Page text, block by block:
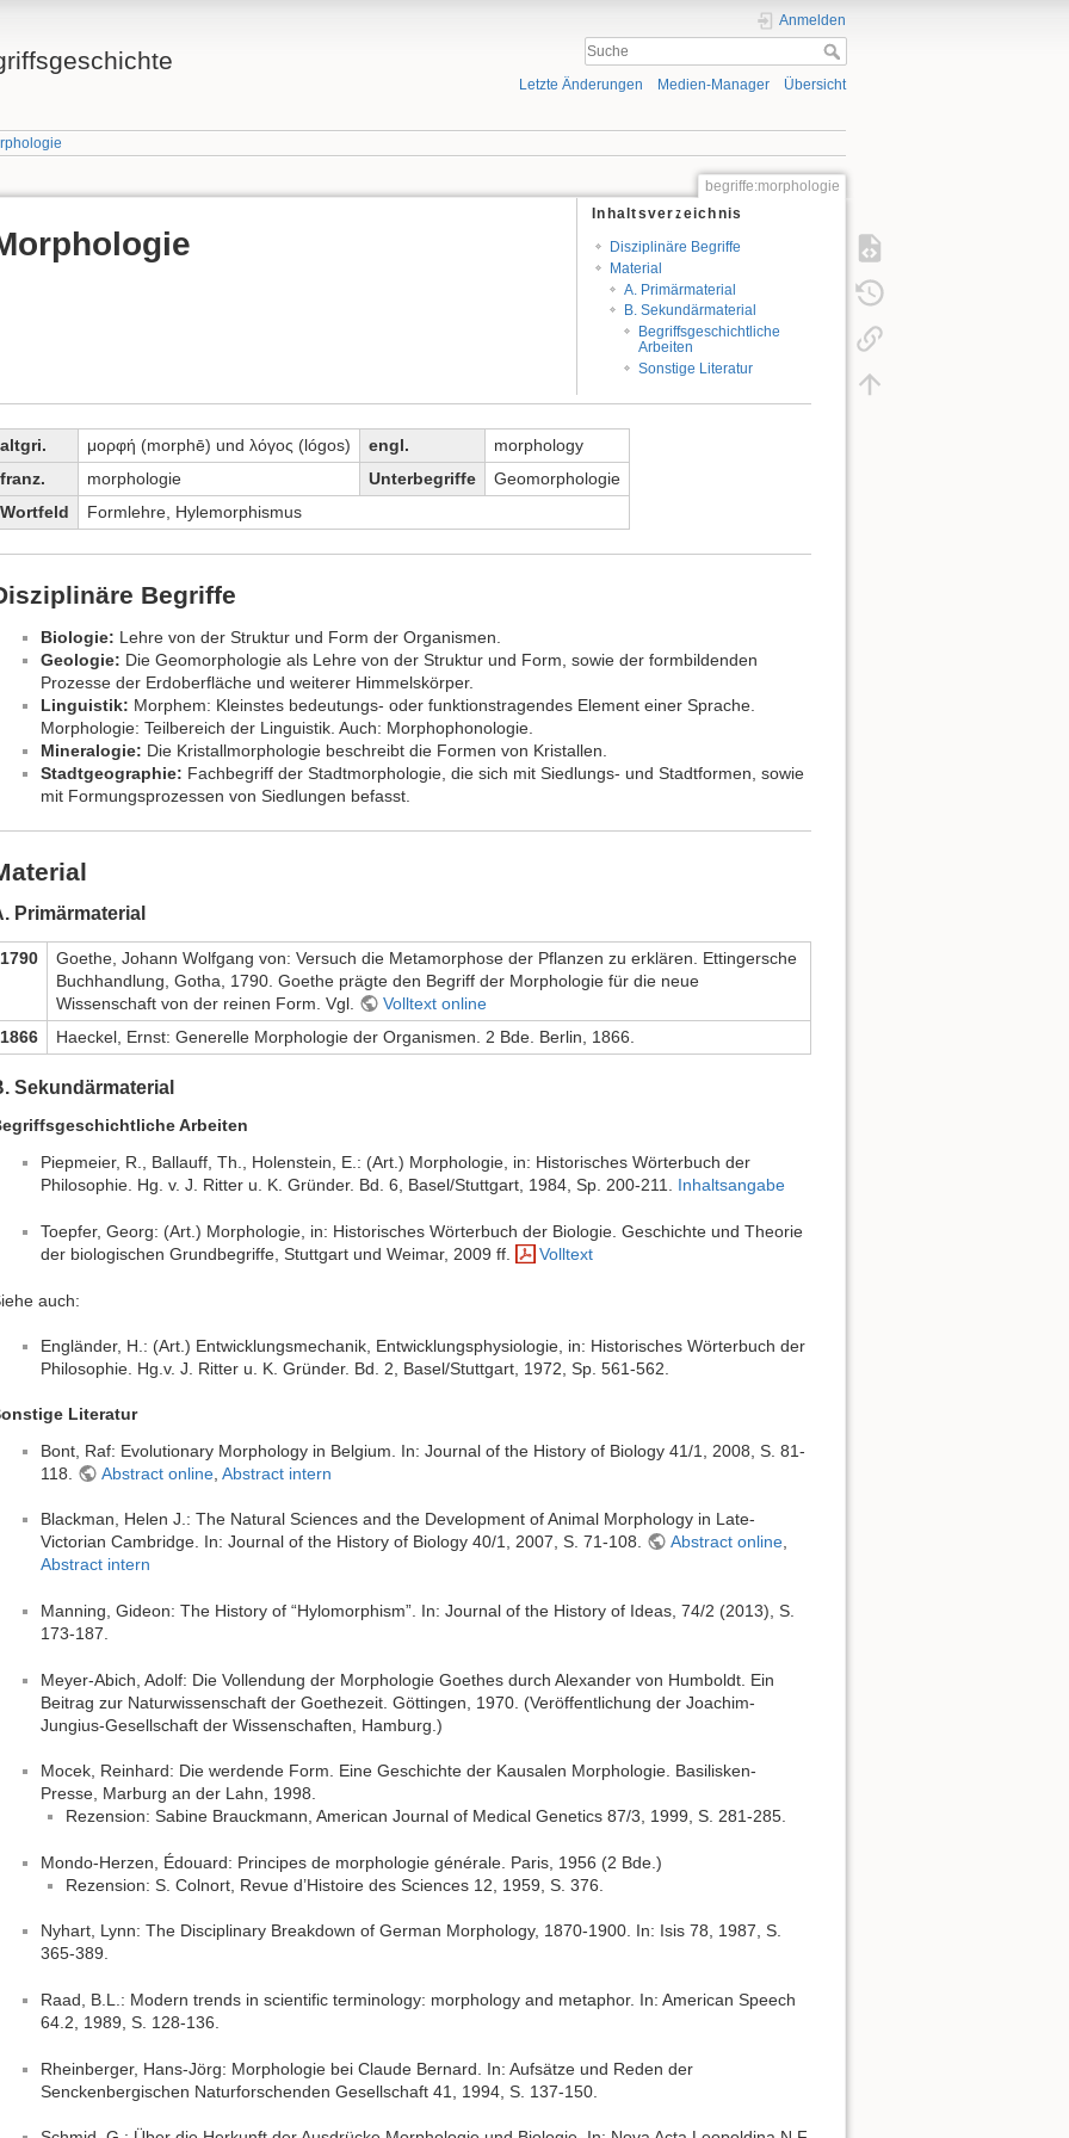
Anmelden
Letzte Änderungen Medien-Manager Übersicht
begriffe:morphologie
Inhaltsverzeichnis
Disziplinäre Begriffe
Material
A. Primärmaterial
B. Sekundärmaterial
Begriffsgeschichtliche
Arbeiten
Sonstige Literatur
altgri. μορφή (morphē) und λόγος (lógos) engl.
morphology
franz.
morphologie Unterbegriffe
Geomorphologie
Wortfeld
Formlehre, Hylemorphismus
Begriffe
Biologie: Lehre von der Struktur und Form der Organismen.
Geologie: Die Geomorphologie als Lehre von der Struktur und Form, sowie der formbildenden
Prozesse der Erdoberfläche und weiterer Himmelskörper.
Linguistik: Morphem: Kleinstes bedeutungs- oder funktionstragendes Element einer Sprache.
Morphologie: Teilbereich der Linguistik. Auch: Morphophonologie.
Mineralogie: Die Kristallmorphologie beschreibt die Formen von Kristallen.
Stadtgeographie: Fachbegriff der Stadtmorphologie, die sich mit Siedlungs- und Stadtformen, sowie
mit Formungsprozessen von Siedlungen befasst.
Primärmaterial
1790
Goethe, Johann Wolfgang von: Versuch die Metamorphose der Pflanzen zu erklären. Ettingersche
Buchhandlung, Gotha, 1790. Goethe prägte den Begriff der Morphologie für die neue
Wissenschaft von der reinen Form. Vgl.
Volltext online
1866
Haeckel, Ernst: Generelle Morphologie der Organismen. 2 Bde. Berlin, 1866.
Sekundärmaterial
Arbeiten
Piepmeier, R., Ballauff, Th., Holenstein, E.: (Art.) Morphologie, in: Historisches Wörterbuch der
Philosophie. Hg. v. J. Ritter u. K. Gründer. Bd. 6, Basel/Stuttgart, 1984, Sp. 200-211. Inhaltsangabe
Toepfer, Georg: (Art.) Morphologie, in: Historisches Wörterbuch der Biologie. Geschichte und Theorie
der biologischen Grundbegriffe, Stuttgart und Weimar, 2009 ff.
Volltext
auch:
Engländer, H.: (Art.) Entwicklungsmechanik, Entwicklungsphysiologie, in: Historisches Wörterbuch der
Philosophie. Hg.v. J. Ritter u. K. Gründer. Bd. 2, Basel/Stuttgart, 1972, Sp. 561-562.
Literatur
Bont, Raf: Evolutionary Morphology in Belgium. In: Journal of the History of Biology 41/1, 2008, S. 81-
118.
Abstract online, Abstract intern
Blackman, Helen J.: The Natural Sciences and the Development of Animal Morphology in Late-
Victorian Cambridge. In: Journal of the History of Biology 40/1, 2007, S. 71-108.
Abstract online,
Abstract intern
Manning, Gideon: The History of “Hylomorphism”. In: Journal of the History of Ideas, 74/2 (2013), S.
173-187.
Meyer-Abich, Adolf: Die Vollendung der Morphologie Goethes durch Alexander von Humboldt. Ein
Beitrag zur Naturwissenschaft der Goethezeit. Göttingen, 1970. (Veröffentlichung der Joachim-
Jungius-Gesellschaft der Wissenschaften, Hamburg.)
Mocek, Reinhard: Die werdende Form. Eine Geschichte der Kausalen Morphologie. Basilisken-
Presse, Marburg an der Lahn, 1998.
Rezension: Sabine Brauckmann, American Journal of Medical Genetics 87/3, 1999, S. 281-285.
Mondo-Herzen, Édouard: Principes de morphologie générale. Paris, 1956 (2 Bde.)
Rezension: S. Colnort, Revue d’Histoire des Sciences 12, 1959, S. 376.
Nyhart, Lynn: The Disciplinary Breakdown of German Morphology, 1870-1900. In: Isis 78, 1987, S.
365-389.
Raad, B.L.: Modern trends in scientific terminology: morphology and metaphor. In: American Speech
64.2, 1989, S. 128-136.
Rheinberger, Hans-Jörg: Morphologie bei Claude Bernard. In: Aufsätze und Reden der
Senckenbergischen Naturforschenden Gesellschaft 41, 1994, S. 137-150.